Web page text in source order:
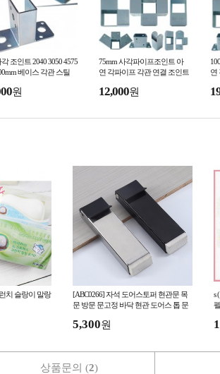
조인트 2040 3050 4575
베이스 각관 스틸
결 브라켓
원
75mm 사각파이프조인트 아
연 각파이프 각관 연결 조인트
립
12,000원
연
립
치 슬랑이 말랑
[ABC0266] 자석 도어스토퍼 현관문 목
문 방문 문고정 바닥 현관 도어스 톱 문
5,300원
s
상품문의 (2)